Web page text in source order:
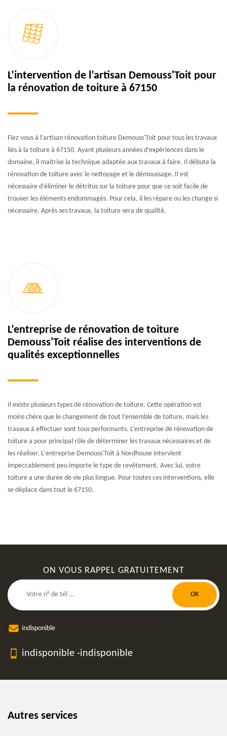
L’intervention de l’artisan Demouss'Toit pour
la rénovation de toiture à 67150
Fiez-vous à l’artisan rénovation toiture Demouss'Toit pour tous les travaux
liés à la toiture à 67150. Ayant plusieurs années d’expériences dans le
domaine, il maitrise la technique adaptée aux travaux à faire. Il débute la
rénovation de toiture avec le nettoyage et le démoussage. Il est
nécessaire d’éliminer le détritus sur la toiture pour que ce soit facile de
trouver les éléments endommagés. Pour cela, il les répare ou les change si
nécessaire. Après ses travaux, la toiture sera de qualité.
L’entreprise de rénovation de toiture
Demouss'Toit réalise des interventions de
qualités exceptionnelles
Il existe plusieurs types de rénovation de toiture. Cette opération est
moins chère que le changement de tout l’ensemble de toiture, mais les
travaux à effectuer sont tous performants. L’entreprise de rénovation de
toiture a pour principal rôle de déterminer les travaux nécessaires et de
les réaliser. L'entreprise Demouss'Toit à Nordhouse intervient
impeccablement peu importe le type de revêtement. Avec lui, votre
toiture a une durée de vie plus longue. Pour toutes ces interventions, elle
se déplace dans tout le 67150.
ON VOUS RAPPEL GRATUITEMENT
indisponible
indisponible -indisponible
Autres services